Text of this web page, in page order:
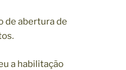
de abertura de
a habilitação